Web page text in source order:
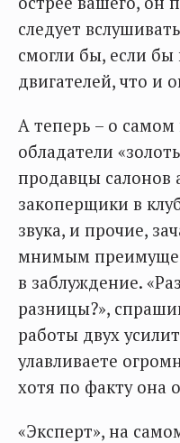
следует
смогли бы, если
двигателей, что и
А теперь – о
обладатели
продавцы салонов
закоперщики в
звука, и прочие,
мнимым
в заблуждение.
разницы?»,
работы двух
улавливаете
хотя по факту она
«Эксперт», на